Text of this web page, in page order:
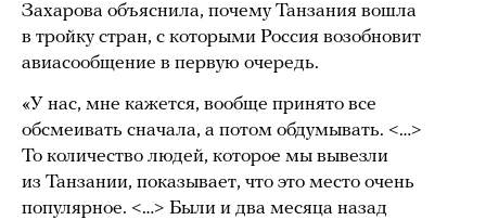
Захарова объяснила, почему Танзания вошла
в тройку стран, с которыми Россия возобновит
авиасообщение в первую очередь.
«У нас, мне кажется, вообще принято все
обсмеивать сначала, а потом обдумывать. <…>
То количество людей, которое мы вывезли
из Танзании, показывает, что это место очень
популярное. <…> Были и два месяца назад